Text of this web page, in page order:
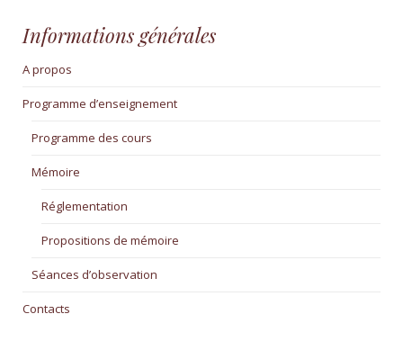
Informations générales
A propos
Programme d’enseignement
Programme des cours
Mémoire
Réglementation
Propositions de mémoire
Séances d’observation
Contacts